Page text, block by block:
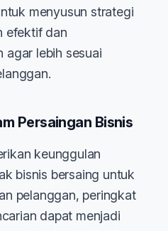
menyusun strategi
efektif dan
agar lebih sesuai
Persaingan Bisnis
keunggulan
bisnis bersaing untuk
pelanggan, peringkat
dapat menjadi